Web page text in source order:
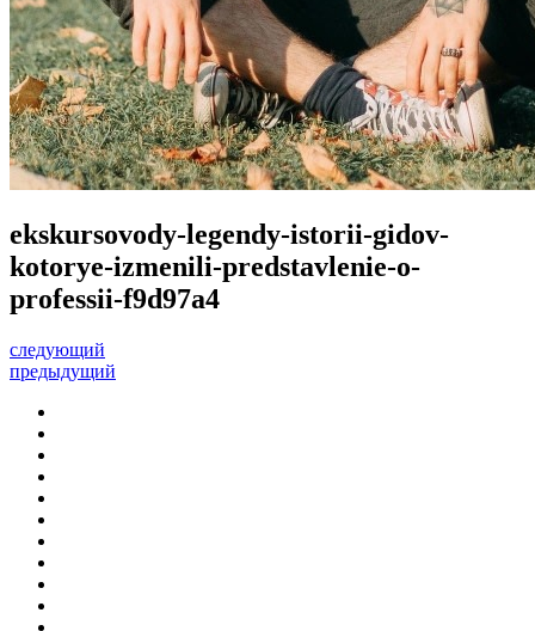
ekskursovody-legendy-istorii-gidov-
kotorye-izmenili-predstavlenie-o-
professii-f9d97a4
следующий
предыдущий